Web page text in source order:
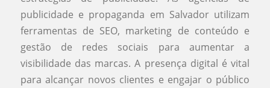
publicidade e propaganda em Salvador utilizam
ferramentas de SEO, marketing de conteúdo e
gestão de redes sociais para aumentar a
visibilidade das marcas. A presença digital é vital
para alcançar novos clientes e engajar o público